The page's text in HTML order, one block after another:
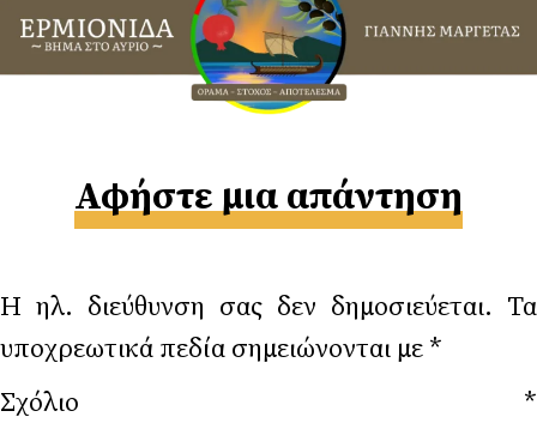
Αφήστε μια απάντηση
Η ηλ. διεύθυνση σας δεν δημοσιεύεται. Τα
υποχρεωτικά πεδία σημειώνονται με *
Σχόλιο *